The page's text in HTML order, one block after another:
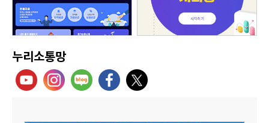
누리소통망